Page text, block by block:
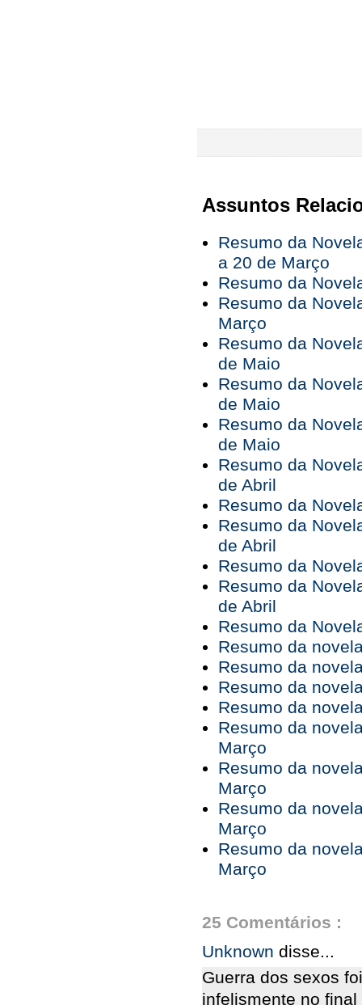
Assuntos
Resumo da
a 20 de Março
Resumo da
Resumo da
Março
Resumo da
de Maio
Resumo da
de Maio
Resumo da
de Maio
Resumo da
de Abril
Resumo da
Resumo da
de Abril
Resumo da
Resumo da
de Abril
Resumo da
Resumo da
Resumo da
Resumo da
Resumo da
Resumo da
Março
Resumo da
Março
Resumo da
Março
Resumo da
Março
25 Comentários :
Unknown disse...
Guerra dos sexos
infelismente no